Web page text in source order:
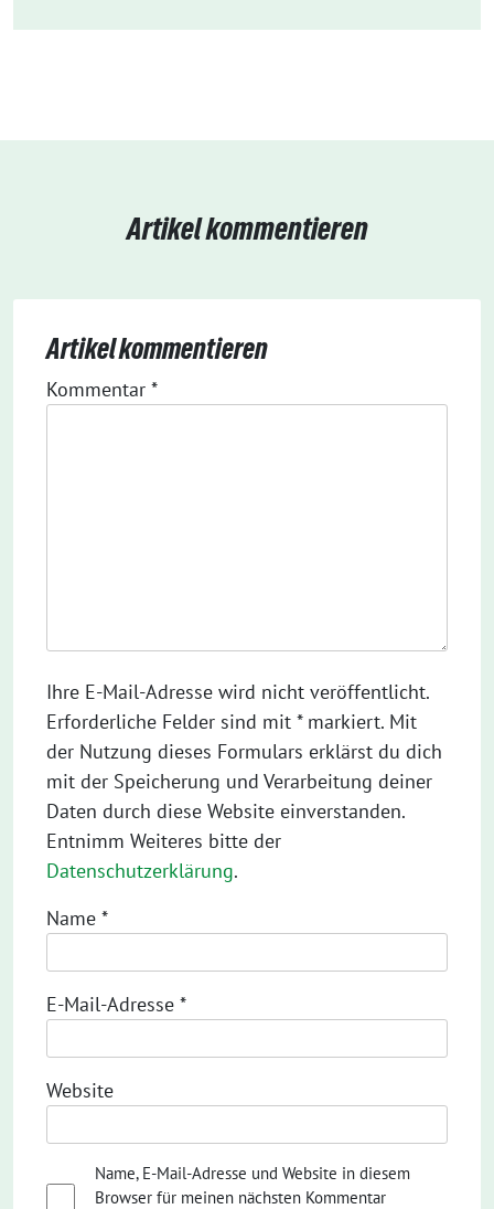
Artikel kommentieren
Artikel kommentieren
Kommentar *
Ihre E-Mail-Adresse wird nicht veröffentlicht.
Erforderliche Felder sind mit * markiert. Mit
der Nutzung dieses Formulars erklärst du dich
mit der Speicherung und Verarbeitung deiner
Daten durch diese Website einverstanden.
Entnimm Weiteres bitte der
Datenschutzerklärung.
Name *
E-Mail-Adresse *
Website
Name, E-Mail-Adresse und Website in diesem
Browser für meinen nächsten Kommentar